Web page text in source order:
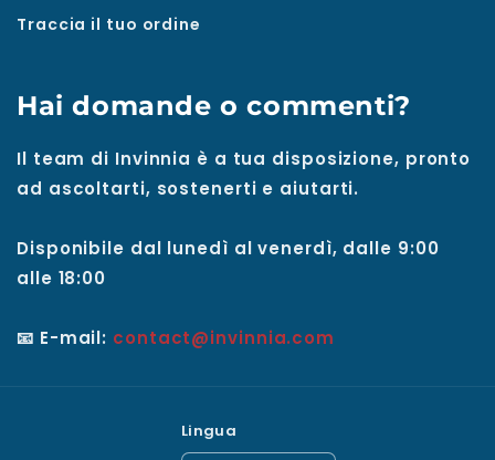
Traccia il tuo ordine
Hai domande o commenti?
Il team di Invinnia è a tua disposizione, pronto
ad ascoltarti, sostenerti e aiutarti.
Disponibile dal lunedì al venerdì, dalle 9:00
alle 18:00
📧 E-mail: contact@invinnia.com
Lingua